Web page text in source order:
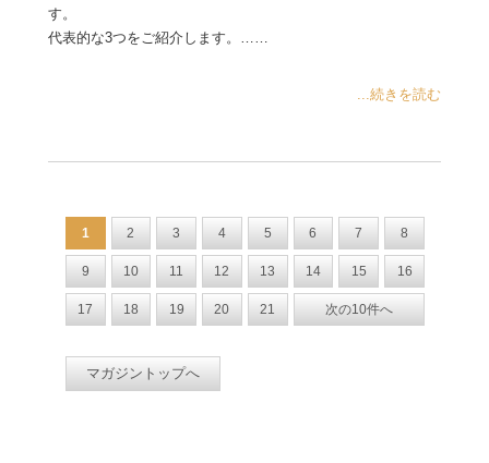
す。
代表的な3つをご紹介します。……
...続きを読む
1 2 3 4 5 6 7 8
9 10 11 12 13 14 15 16
17 18 19 20 21 次の10件へ
マガジントップへ